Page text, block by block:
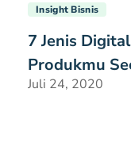
Insight Bisnis
7 Jenis
Produkmu
Juli 24, 2020